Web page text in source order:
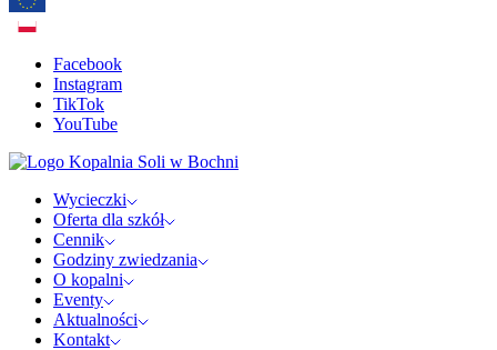
Facebook
Instagram
TikTok
YouTube
Wycieczki
Oferta dla szkół
Cennik
Godziny zwiedzania
O kopalni
Eventy
Aktualności
Kontakt